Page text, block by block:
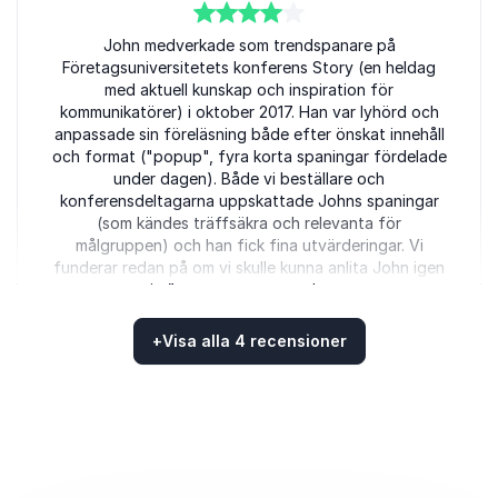
John medverkade som trendspanare på
Företagsuniversitetets konferens Story (en heldag
med aktuell kunskap och inspiration för
kommunikatörer) i oktober 2017. Han var lyhörd och
anpassade sin föreläsning både efter önskat innehåll
och format ("popup", fyra korta spaningar fördelade
under dagen). Både vi beställare och
konferensdeltagarna uppskattade Johns spaningar
(som kändes träffsäkra och relevanta för
målgruppen) och han fick fina utvärderingar. Vi
funderar redan på om vi skulle kunna anlita John igen
i något annat sammanhang
Marlene Berglund, utvecklingschef
+Visa alla 4 recensioner